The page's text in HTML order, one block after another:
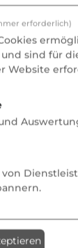
Staaten
mit
erforderlich)
sind für
Website